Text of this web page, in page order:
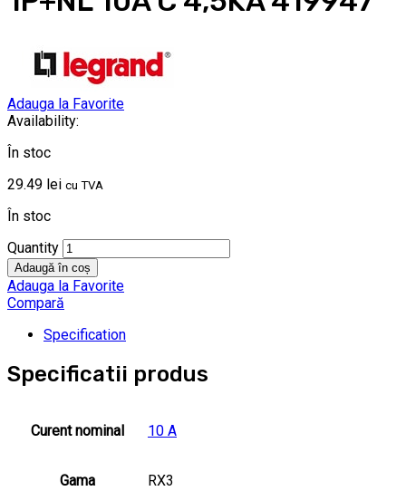
Adauga la Favorite
Availability:
În stoc
29.49 lei cu TVA
În stoc
Quantity
Adaugă în coș
Adauga la Favorite
Compară
Specification
Specificatii produs
Curent nominal 10 A
Gama RX3